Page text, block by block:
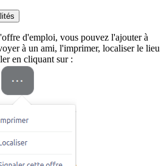
d'emploi, vous pouvez l'ajouter à
à un ami, l'imprimer, localiser le lieu
en cliquant sur :